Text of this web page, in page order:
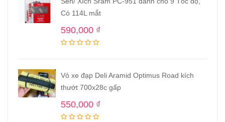
Có 114L mắt
590,000 ₫
Vỏ xe đạp Deli Aramid Optimus Road kích
thướt 700x28c gấp
550,000 ₫